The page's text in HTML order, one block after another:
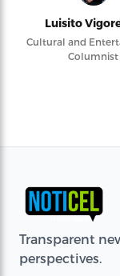
Luisito
Cultural and
Columnist
Transparent
perspectives.